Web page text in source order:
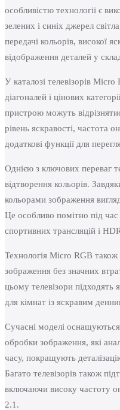
особливістю технології є
зелених і синіх джерел
передачі кольорів, високої
відображення деталей у
У каталозі телевізорів
діагоналей і цінових
пристрою можуть
рівень яскравості, частота
додаткові функції для
Однією з ключових переваг
відтворення кольорів.
кольорами зображення
Це особливо помітно під час
спортивних трансляцій і
Технологія Micro RGB також
зображення без значних
цьому телевізори підходять
для кімнат із яскравим
Сучасні моделі
обробки зображення, які
часу, покращують
Багато телевізорів також
включаючи високу частоту
2.1.